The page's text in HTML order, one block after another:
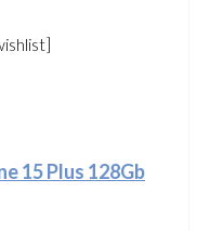
15 Plus 128Gb